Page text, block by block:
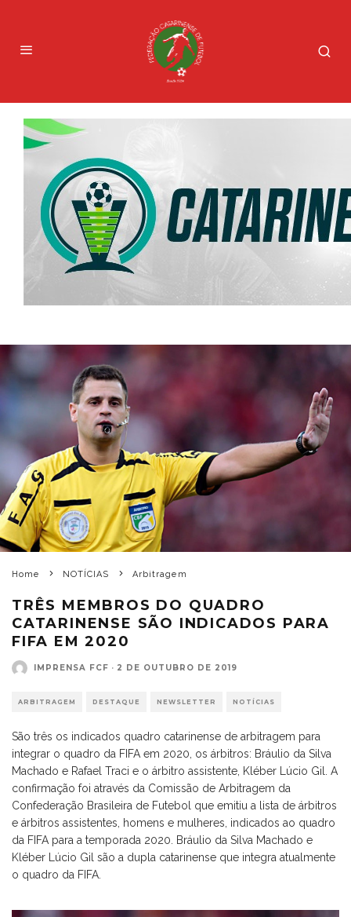
Home NOTÍCIAS Arbitragem
TRÊS MEMBROS DO QUADRO
CATARINENSE SÃO INDICADOS PARA
FIFA EM 2020
IMPRENSA FCF · 2 DE OUTUBRO DE 2019
ARBITRAGEM DESTAQUE NEWSLETTER NOTÍCIAS
São três os indicados quadro catarinense de arbitragem para
integrar o quadro da FIFA em 2020, os árbitros: Bráulio da Silva
Machado e Rafael Traci e o árbitro assistente, Kléber Lúcio Gil. A
confirmação foi através da Comissão de Arbitragem da
Confederação Brasileira de Futebol que emitiu a lista de árbitros
e árbitros assistentes, homens e mulheres, indicados ao quadro
da FIFA para a temporada 2020. Bráulio da Silva Machado e
Kléber Lúcio Gil são a dupla catarinense que integra atualmente
o quadro da FIFA.